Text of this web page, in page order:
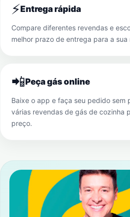
⚡Entrega rápida
Compare diferentes revendas e
melhor prazo de entrega para a sua
📲Peça gás online
Baixe o app e faça seu pedido sem
várias revendas de gás de cozinha
preço.